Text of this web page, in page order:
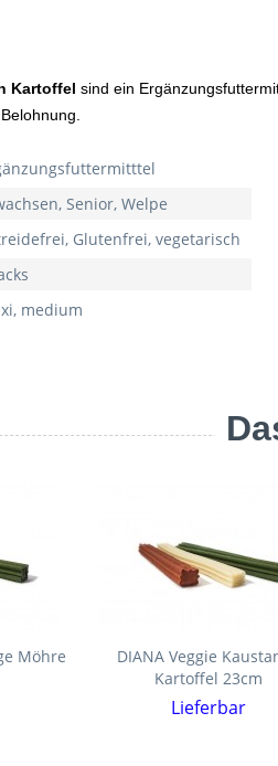
Kartoffel sind ein
Senior, Welpe
Glutenfrei, vegetarisch
medium
Möhre
DIANA Veggie
Kartoffel 23cm
Lieferbar